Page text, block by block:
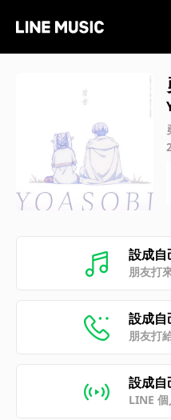
設成自
朋友打
設成自
朋友打
設成自
LINE